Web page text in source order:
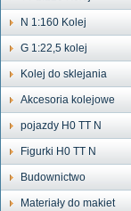
N 1:160 Kolej
G 1:22,5 kolej
Kolej do sklejania
Akcesoria kolejowe
pojazdy H0 TT N
Figurki H0 TT N
Budownictwo
Materiały do makiet